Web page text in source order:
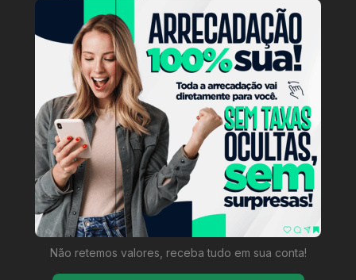
Não retemos valores, receba tudo em sua conta!